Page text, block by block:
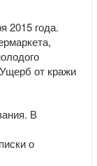
2015 года.
от кражи
В
о